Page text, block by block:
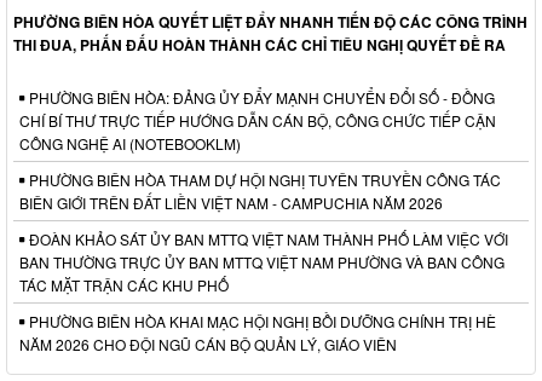
PHƯỜNG BIÊN HÒA QUYẾT LIỆT ĐẨY NHANH TIẾN ĐỘ CÁC CÔNG TRÌNH
THI ĐUA, PHẤN ĐẤU HOÀN THÀNH CÁC CHỈ TIÊU NGHỊ QUYẾT ĐỀ RA
PHƯỜNG BIÊN HÒA: ĐẢNG ỦY ĐẨY MẠNH CHUYỂN ĐỔI SỐ - ĐỒNG
CHÍ BÍ THƯ TRỰC TIẾP HƯỚNG DẪN CÁN BỘ, CÔNG CHỨC TIẾP CẬN
CÔNG NGHỆ AI (NOTEBOOKLM)
PHƯỜNG BIÊN HÒA THAM DỰ HỘI NGHỊ TUYÊN TRUYỀN CÔNG TÁC
BIÊN GIỚI TRÊN ĐẤT LIỀN VIỆT NAM - CAMPUCHIA NĂM 2026
ĐOÀN KHẢO SÁT ỦY BAN MTTQ VIỆT NAM THÀNH PHỐ LÀM VIỆC VỚI
BAN THƯỜNG TRỰC ỦY BAN MTTQ VIỆT NAM PHƯỜNG VÀ BAN CÔNG
TÁC MẶT TRẬN CÁC KHU PHỐ
PHƯỜNG BIÊN HÒA KHAI MẠC HỘI NGHỊ BỒI DƯỠNG CHÍNH TRỊ HÈ
NĂM 2026 CHO ĐỘI NGŨ CÁN BỘ QUẢN LÝ, GIÁO VIÊN